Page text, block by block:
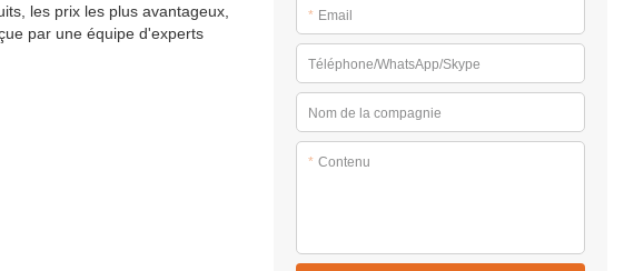
les prix les plus avantageux,
par une équipe d'experts
* Email
Téléphone/WhatsApp/Skype
Nom de la compagnie
* Contenu